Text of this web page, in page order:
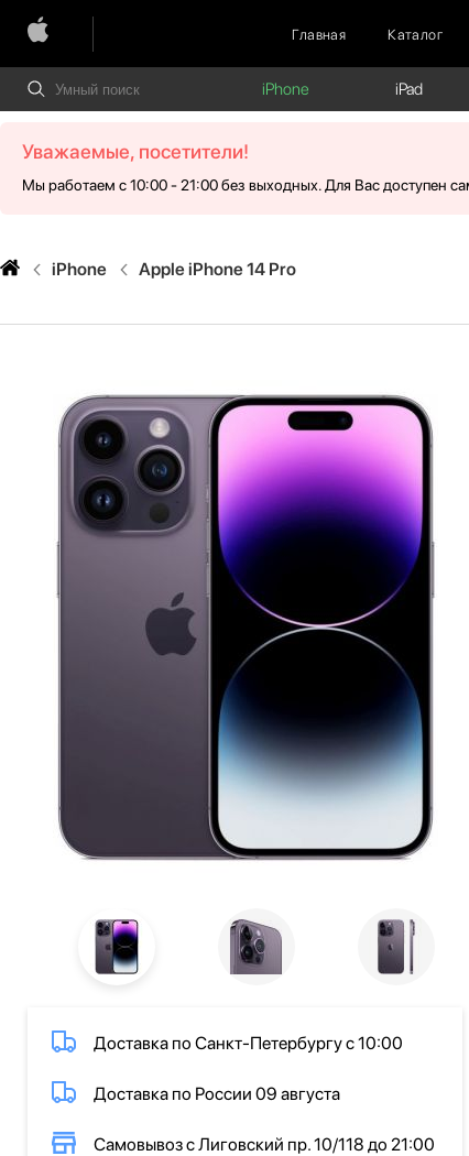
Главная Каталог
iPhone iPad
Уважаемые, посетители!
Мы работаем с 10:00 - 21:00 без выходных. Для Вас доступен
iPhone Apple iPhone 14 Pro
Доставка по Санкт-Петербургу с 10:00
Доставка по России 09 августа
Самовывоз с Лиговский пр. 10/118 до 21:00